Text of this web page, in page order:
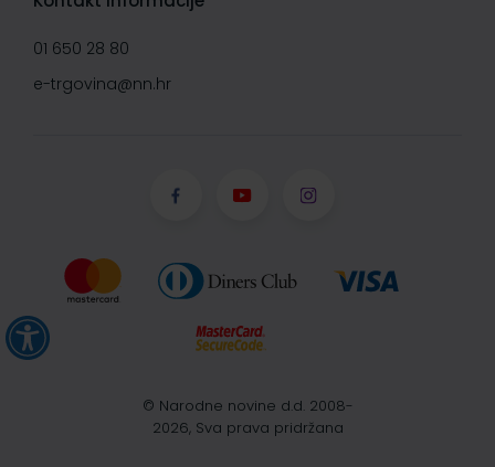
01 650 28 80
e-trgovina@nn.hr
© Narodne novine d.d. 2008-
2026, Sva prava pridržana